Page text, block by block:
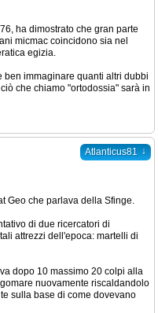
ha dimostrato che gran parte
micmac coincidono sia nel
egizia.
ben immaginare quanti altri dubbi
che chiamo "ortodossia" sarà in
Atlanticus81 ↓
Geo che parlava della Sfinge.
di due ricercatori di
attrezzi dell'epoca: martelli di
dopo 10 massimo 20 colpi alla
nuovamente riscaldandolo
sulla base di come dovevano